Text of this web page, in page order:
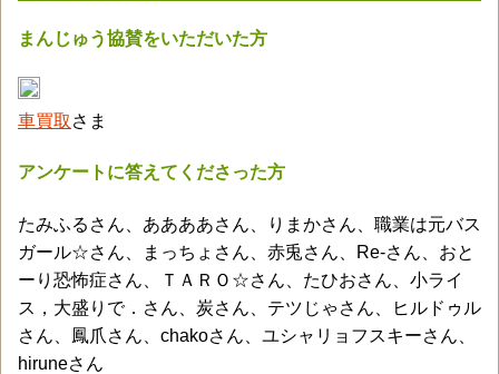
まんじゅう協賛をいただいた方
車買取 さま
アンケートに答えてくださった方
たみふるさん、ああああさん、りまかさん、職業は元バス
ガール☆さん、まっちょさん、赤兎さん、Re-さん、おと
ーり恐怖症さん、ＴＡＲＯ☆さん、たひおさん、小ライ
ス，大盛りで．さん、炭さん、テツじゃさん、ヒルドゥル
さん、鳳爪さん、chakoさん、ユシャリョフスキーさん、
hiruneさん